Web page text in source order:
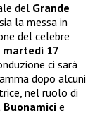
del Grande
la messa in
del celebre
martedì 17
ci sarà
dopo alcuni
nel ruolo di
Buonamicie